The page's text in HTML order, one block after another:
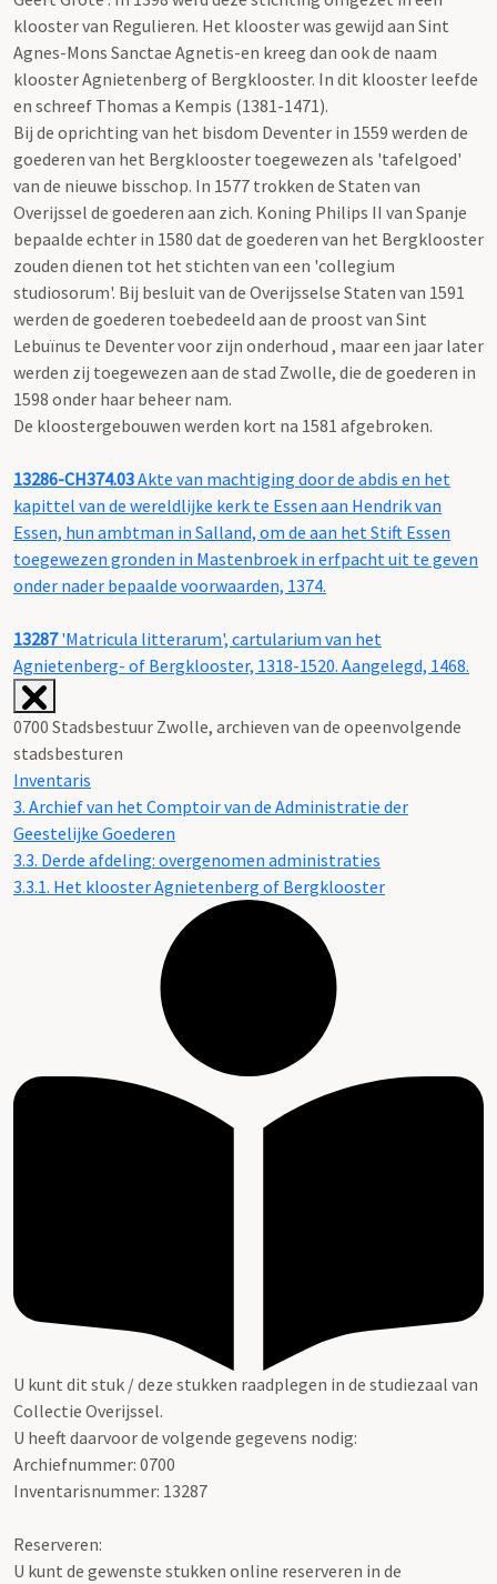
klooster van Regulieren. Het klooster was gewijd aan Sint
Agnes-Mons Sanctae Agnetis-en kreeg dan ook de naam
klooster Agnietenberg of Bergklooster. In dit klooster leefde
en schreef Thomas a Kempis (1381-1471).
Bij de oprichting van het bisdom Deventer in 1559 werden de
goederen van het Bergklooster toegewezen als 'tafelgoed'
van de nieuwe bisschop. In 1577 trokken de Staten van
Overijssel de goederen aan zich. Koning Philips II van Spanje
bepaalde echter in 1580 dat de goederen van het Bergklooster
zouden dienen tot het stichten van een 'collegium
studiosorum'. Bij besluit van de Overijsselse Staten van 1591
werden de goederen toebedeeld aan de proost van Sint
Lebuïnus te Deventer voor zijn onderhoud , maar een jaar later
werden zij toegewezen aan de stad Zwolle, die de goederen in
1598 onder haar beheer nam.
De kloostergebouwen werden kort na 1581 afgebroken.
13286-CH374.03Akte van machtiging door de abdis en het
kapittel van de wereldlijke kerk te Essen aan Hendrik van
Essen, hun ambtman in Salland, om de aan het Stift Essen
toegewezen gronden in Mastenbroek in erfpacht uit te geven
onder nader bepaalde voorwaarden, 1374.
13287 'Matricula litterarum', cartularium van het
Agnietenberg- of Bergklooster, 1318-1520. Aangelegd, 1468.
0700 Stadsbestuur Zwolle, archieven van de opeenvolgende
stadsbesturen
Inventaris
3. Archief van het Comptoir van de Administratie der
Geestelijke Goederen
3.3. Derde afdeling: overgenomen administraties
3.3.1. Het klooster Agnietenberg of Bergklooster
U kunt dit stuk / deze stukken raadplegen in de studiezaal van
Collectie Overijssel.
U heeft daarvoor de volgende gegevens nodig:
Archiefnummer: 0700
Inventarisnummer: 13287
Reserveren:
U kunt de gewenste stukken online reserveren in de